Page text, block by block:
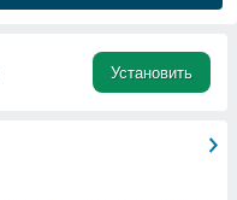
Установить